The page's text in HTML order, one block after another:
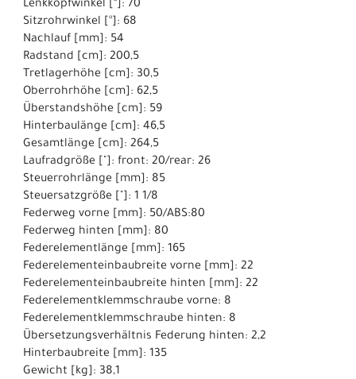
Lenkkopfwinkel [°]: 70
Sitzrohrwinkel [°]: 68
Nachlauf [mm]: 54
Radstand [cm]: 200,5
Tretlagerhöhe [cm]: 30,5
Oberrohrhöhe [cm]: 62,5
Überstandshöhe [cm]: 59
Hinterbaulänge [cm]: 46,5
Gesamtlänge [cm]: 264,5
Laufradgröße ["]: front: 20/rear: 26
Steuerrohrlänge [mm]: 85
Steuersatzgröße ["]: 1 1/8
Federweg vorne [mm]: 50/ABS:80
Federweg hinten [mm]: 80
Federelementlänge [mm]: 165
Federelementeinbaubreite vorne [mm]: 22
Federelementeinbaubreite hinten [mm]: 22
Federelementklemmschraube vorne: 8
Federelementklemmschraube hinten: 8
Übersetzungsverhältnis Federung hinten: 2,2
Hinterbaubreite [mm]: 135
Gewicht [kg]: 38,1